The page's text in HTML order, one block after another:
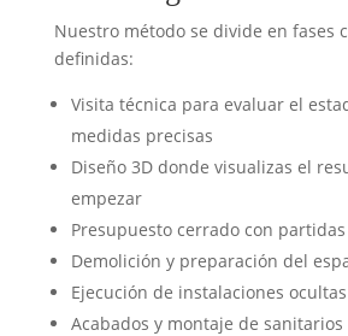
Nuestro método se divide en fases
definidas:
Visita técnica para evaluar el
medidas precisas
Diseño 3D donde visualizas el
empezar
Presupuesto cerrado con
Demolición y preparación del
Ejecución de instalaciones ocultas
Acabados y montaje de sanitarios